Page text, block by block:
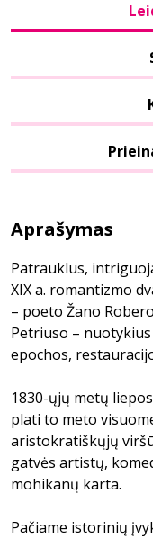
Aprašymas
Patrauklus,
XIX a. romantizmo
– poeto Žano
Petriuso –
epochos,
1830-ųjų metų
plati to meto
aristokratiškųjų
gatvės artistų,
mohikanų karta.
Pačiame istorinių